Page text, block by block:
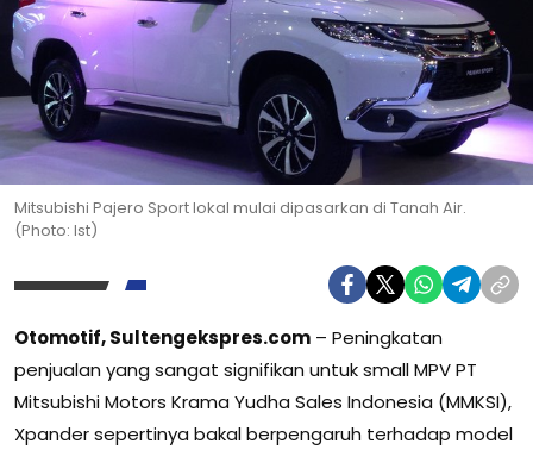
Mitsubishi Pajero Sport lokal mulai dipasarkan di Tanah Air.
(Photo: Ist)
Otomotif, Sultengekspres.com – Peningkatan
penjualan yang sangat signifikan untuk small MPV PT
Mitsubishi Motors Krama Yudha Sales Indonesia (MMKSI),
Xpander sepertinya bakal berpengaruh terhadap model